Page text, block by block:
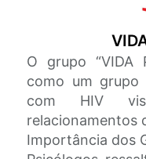
O grupo “VIDA
como um grupo
com HIV
relacionamentos
Importância dos